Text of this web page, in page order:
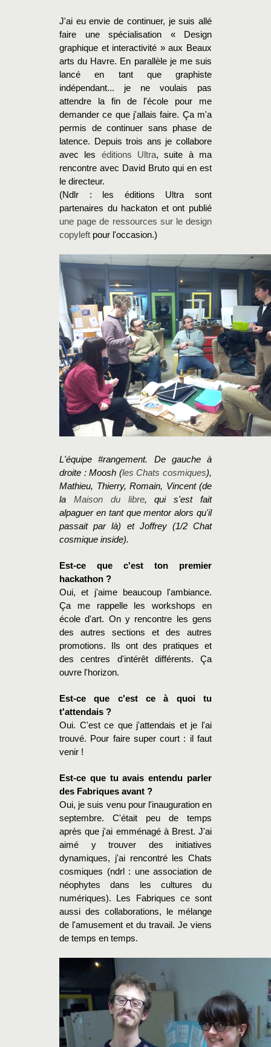
J'ai eu envie de continuer, je suis allé
faire une spécialisation « Design
graphique et interactivité » aux Beaux
arts du Havre. En parallèle je me suis
lancé en tant que graphiste
indépendant... je ne voulais pas
attendre la fin de l'école pour me
demander ce que j'allais faire. Ça m'a
permis de continuer sans phase de
latence. Depuis trois ans je collabore
avec les éditions Ultra, suite à ma
rencontre avec David Bruto qui en est
le directeur.
(Ndlr : les éditions Ultra sont
partenaires du hackaton et ont publié
une page de ressources sur le design
copyleft pour l'occasion.)
L'équipe #rangement. De gauche à
droite : Moosh (les Chats cosmiques),
Mathieu, Thierry, Romain, Vincent (de
la Maison du libre, qui s'est fait
alpaguer en tant que mentor alors qu'il
passait par là) et Joffrey (1/2 Chat
cosmique inside).
Est-ce que c'est ton premier
hackathon ?
Oui, et j'aime beaucoup l'ambiance.
Ça me rappelle les workshops en
école d'art. On y rencontre les gens
des autres sections et des autres
promotions. Ils ont des pratiques et
des centres d'intérêt différents. Ça
ouvre l'horizon.
Est-ce que c'est ce à quoi tu
t'attendais ?
Oui. C'est ce que j'attendais et je l'ai
trouvé. Pour faire super court : il faut
venir !
Est-ce que tu avais entendu parler
des Fabriques avant ?
Oui, je suis venu pour l'inauguration en
septembre. C'était peu de temps
après que j'ai emménagé à Brest. J'ai
aimé y trouver des initiatives
dynamiques, j'ai rencontré les Chats
cosmiques (ndrl : une association de
néophytes dans les cultures du
numériques). Les Fabriques ce sont
aussi des collaborations, le mélange
de l'amusement et du travail. Je viens
de temps en temps.